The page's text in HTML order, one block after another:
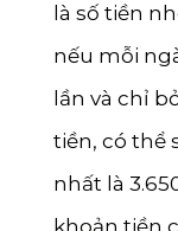
là số tiền
nếu mỗi
lần và chỉ
tiền, có thể
nhất là